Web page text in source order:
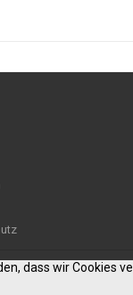
dass wir Cookies